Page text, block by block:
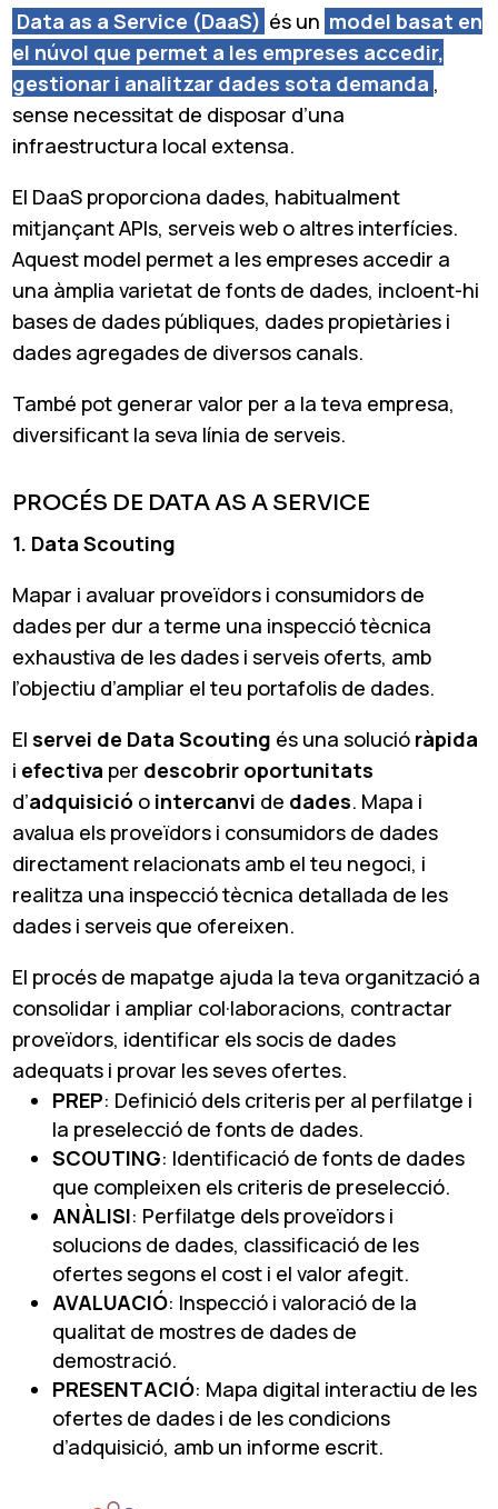
Data as a Service (DaaS) és un model basat en
el núvol que permet a les empreses accedir,
gestionar i analitzar dades sota demanda ,
sense necessitat de disposar d’una
infraestructura local extensa.
El DaaS proporciona dades, habitualment
mitjançant APIs, serveis web o altres interfícies.
Aquest model permet a les empreses accedir a
una àmplia varietat de fonts de dades, incloent-hi
bases de dades públiques, dades propietàries i
dades agregades de diversos canals.
També pot generar valor per a la teva empresa,
diversificant la seva línia de serveis.
PROCÉS DE DATA AS A SERVICE
1. Data Scouting
Mapar i avaluar proveïdors i consumidors de
dades per dur a terme una inspecció tècnica
exhaustiva de les dades i serveis oferts, amb
l’objectiu d’ampliar el teu portafolis de dades.
Elservei de Data Scouting és una solució ràpida
i efectiva per descobrir oportunitats
d’adquisició o intercanvi de dades. Mapa i
avalua els proveïdors i consumidors de dades
directament relacionats amb el teu negoci, i
realitza una inspecció tècnica detallada de les
dades i serveis que ofereixen.
El procés de mapatge ajuda la teva organització a
consolidar i ampliar col·laboracions, contractar
proveïdors, identificar els socis de dades
adequats i provar les seves ofertes.
PREP: Definició dels criteris per al perfilatge i
la preselecció de fonts de dades.
SCOUTING: Identificació de fonts de dades
que compleixen els criteris de preselecció.
ANÀLISI: Perfilatge dels proveïdors i
solucions de dades, classificació de les
ofertes segons el cost i el valor afegit.
AVALUACIÓ: Inspecció i valoració de la
qualitat de mostres de dades de
demostració.
PRESENTACIÓ: Mapa digital interactiu de les
ofertes de dades i de les condicions
d’adquisició, amb un informe escrit.